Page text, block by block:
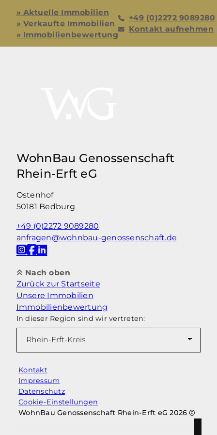
» Aktuelle Immobilien
» Verkaufte Immobilien
» Immobilienbewertung
+49 (0)2272 9089280
Kontakt aufnehmen
WohnBau Genossenschaft
Rhein-Erft eG
Ostenhof
50181 Bedburg
+49 (0)2272 9089280
anfragen@wohnbau-genossenschaft.de
In dieser Region sind wir vertreten:
Nach oben
Zurück zur Startseite
Unsere Immobilien
Immobilienbewertung
Kontakt
Impressum
Datenschutz
Cookie-Einstellungen
WohnBau Genossenschaft Rhein-Erft eG 2026